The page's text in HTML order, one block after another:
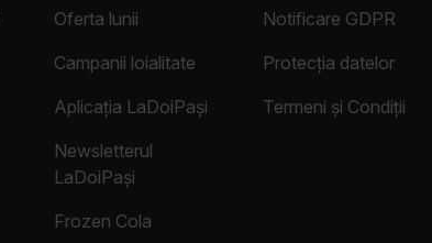
Oferta lunii
Campanii loialitate
Aplicația LaDoiPași
Newsletterul
LaDoiPași
Frozen Cola
Notificare GDPR
Protecția datelor
Termeni și Condiții